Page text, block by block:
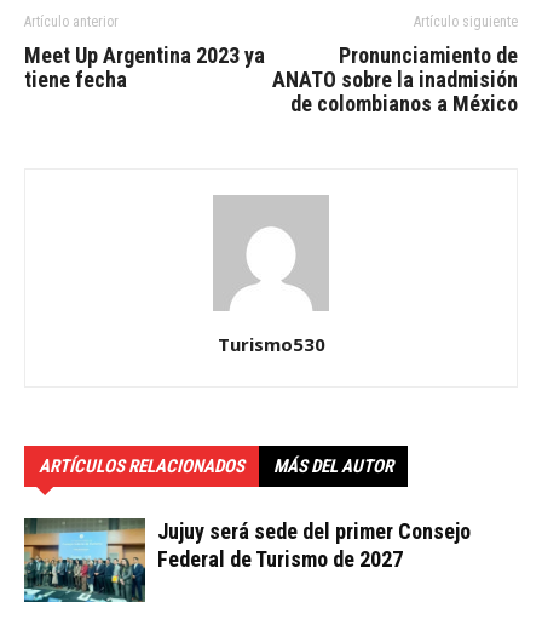
Artículo anterior
Meet Up Argentina 2023 ya
tiene fecha
Artículo siguiente
Pronunciamiento de
ANATO sobre la inadmisión
de colombianos a México
Turismo530
ARTÍCULOS RELACIONADOS MÁS DEL AUTOR
Jujuy será sede del primer Consejo
Federal de Turismo de 2027